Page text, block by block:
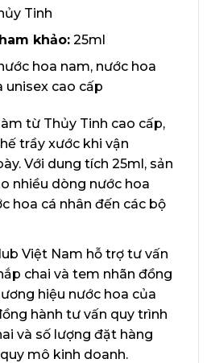
Tinh
khảo:25ml
hoa nam, nước hoa
unisex cao cấp
từ Thủy Tinh cao cấp,
trầy xước khi vận
Với dung tích 25ml, sản
nhiều dòng nước hoa
hoa cá nhân đến các bộ
Việt Nam hỗ trợ tư vấn
chai và tem nhãn đồng
hiệu nước hoa của
hành tư vấn quy trình
và số lượng đặt hàng
mô kinh doanh.